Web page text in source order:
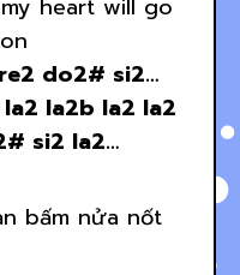
heart will go
do2# si2…
la2b la2 la2
si2 la2…
bấm nửa nốt